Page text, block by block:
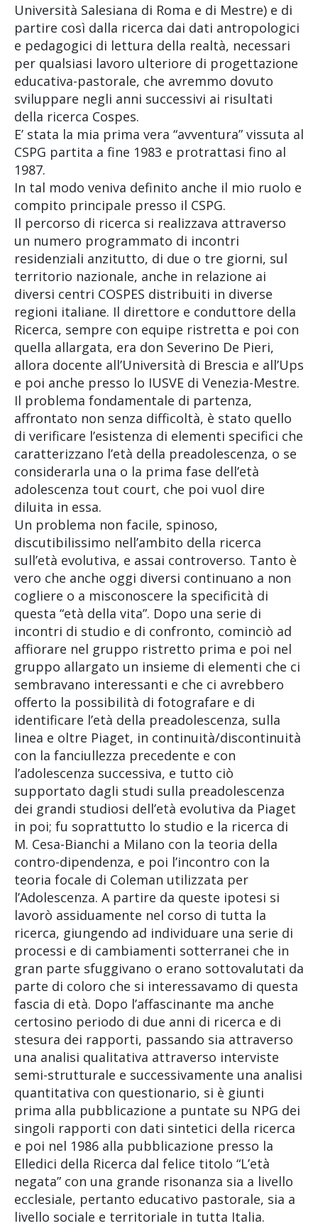
Università Salesiana di Roma e di Mestre) e di
partire così dalla ricerca dai dati antropologici
e pedagogici di lettura della realtà, necessari
per qualsiasi lavoro ulteriore di progettazione
educativa-pastorale, che avremmo dovuto
sviluppare negli anni successivi ai risultati
della ricerca Cospes.
E’ stata la mia prima vera “avventura” vissuta al
CSPG partita a fine 1983 e protrattasi fino al
1987.
In tal modo veniva definito anche il mio ruolo e
compito principale presso il CSPG.
Il percorso di ricerca si realizzava attraverso
un numero programmato di incontri
residenziali anzitutto, di due o tre giorni, sul
territorio nazionale, anche in relazione ai
diversi centri COSPES distribuiti in diverse
regioni italiane. Il direttore e conduttore della
Ricerca, sempre con equipe ristretta e poi con
quella allargata, era don Severino De Pieri,
allora docente all’Università di Brescia e all’Ups
e poi anche presso lo IUSVE di Venezia-Mestre.
Il problema fondamentale di partenza,
affrontato non senza difficoltà, è stato quello
di verificare l’esistenza di elementi specifici che
caratterizzano l’età della preadolescenza, o se
considerarla una o la prima fase dell’età
adolescenza tout court, che poi vuol dire
diluita in essa.
Un problema non facile, spinoso,
discutibilissimo nell’ambito della ricerca
sull’età evolutiva, e assai controverso. Tanto è
vero che anche oggi diversi continuano a non
cogliere o a misconoscere la specificità di
questa “età della vita”. Dopo una serie di
incontri di studio e di confronto, cominciò ad
affiorare nel gruppo ristretto prima e poi nel
gruppo allargato un insieme di elementi che ci
sembravano interessanti e che ci avrebbero
offerto la possibilità di fotografare e di
identificare l’età della preadolescenza, sulla
linea e oltre Piaget, in continuità/discontinuità
con la fanciullezza precedente e con
l’adolescenza successiva, e tutto ciò
supportato dagli studi sulla preadolescenza
dei grandi studiosi dell’età evolutiva da Piaget
in poi; fu soprattutto lo studio e la ricerca di
M. Cesa-Bianchi a Milano con la teoria della
contro-dipendenza, e poi l’incontro con la
teoria focale di Coleman utilizzata per
l’Adolescenza. A partire da queste ipotesi si
lavorò assiduamente nel corso di tutta la
ricerca, giungendo ad individuare una serie di
processi e di cambiamenti sotterranei che in
gran parte sfuggivano o erano sottovalutati da
parte di coloro che si interessavamo di questa
fascia di età. Dopo l’affascinante ma anche
certosino periodo di due anni di ricerca e di
stesura dei rapporti, passando sia attraverso
una analisi qualitativa attraverso interviste
semi-strutturale e successivamente una analisi
quantitativa con questionario, si è giunti
prima alla pubblicazione a puntate su NPG dei
singoli rapporti con dati sintetici della ricerca
e poi nel 1986 alla pubblicazione presso la
Elledici della Ricerca dal felice titolo “L’età
negata” con una grande risonanza sia a livello
ecclesiale, pertanto educativo pastorale, sia a
livello sociale e territoriale in tutta Italia.